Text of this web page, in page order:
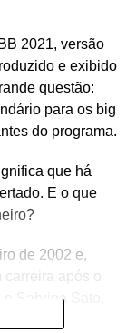
2021, versão
e exibido
questão:
para os big
do programa.
que há
E o que
de 2002 e,
após o
Sabrina Sato,